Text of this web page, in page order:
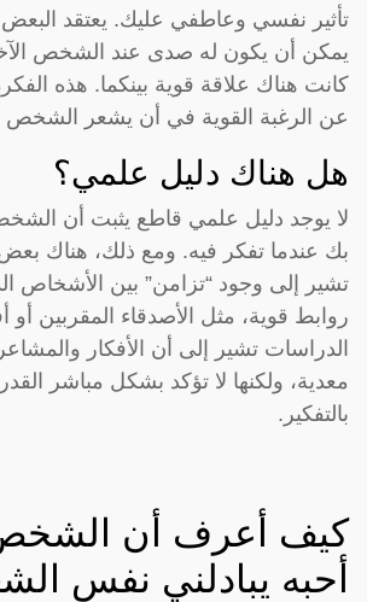
تأثير نفسي وعاطفي عليك. يعتقد البعض
يمكن أن يكون له صدى عند الشخص
كانت هناك علاقة قوية بينكما. هذه
عن الرغبة القوية في أن يشعر الشخص
هل هناك دليل علمي؟
لا يوجد دليل علمي قاطع يثبت أن
بك عندما تفكر فيه. ومع ذلك، هناك بعض
تشير إلى وجود “تزامن” بين الأشخاص
روابط قوية، مثل الأصدقاء المقربين أو
الدراسات تشير إلى أن الأفكار
معدية، ولكنها لا تؤكد بشكل مباشر
بالتفكير.
كيف أعرف أن
أحبه يبادلني نفس